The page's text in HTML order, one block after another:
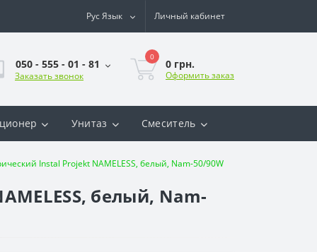
РусЯзык Личный кабинет
050 - 555 - 01 - 81
Заказать звонок
0
0 грн.
Оформить заказ
Унитаз Смеситель
Instal Projekt NAMELESS, белый, Nam-50/90W
белый, Nam-